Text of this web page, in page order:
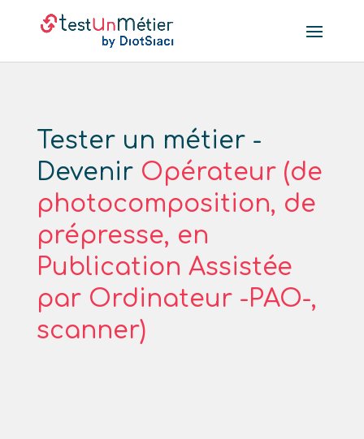
Tester un métier -
Devenir Opérateur (de
photocomposition, de
prépresse, en
Publication Assistée
par Ordinateur -PAO-,
scanner)